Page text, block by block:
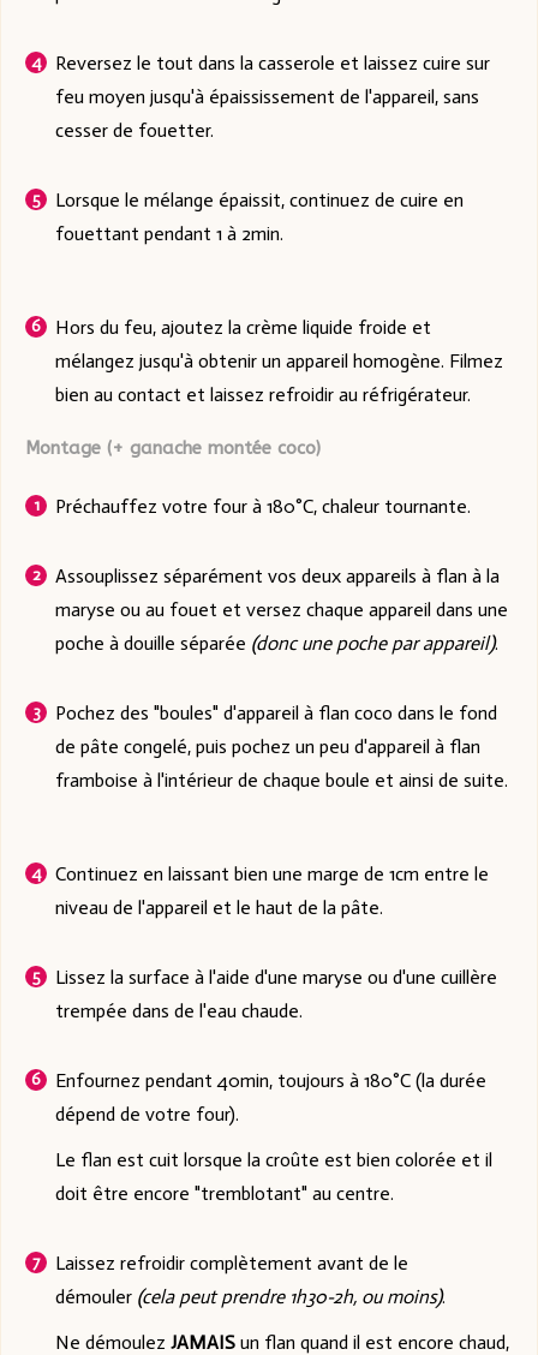
Reversez le tout dans la casserole et laissez cuire sur
feu moyen jusqu'à épaississement de l'appareil, sans
cesser de fouetter.
Lorsque le mélange épaissit, continuez de cuire en
fouettant pendant 1 à 2min.
Hors du feu, ajoutez la crème liquide froide et
mélangez jusqu'à obtenir un appareil homogène. Filmez
bien au contact et laissez refroidir au réfrigérateur.
Montage (+ ganache montée coco)
Préchauffez votre four à 180°C, chaleur tournante.
Assouplissez séparément vos deux appareils à flan à la
maryse ou au fouet et versez chaque appareil dans une
poche à douille séparée (donc une poche par appareil).
Pochez des "boules" d'appareil à flan coco dans le fond
de pâte congelé, puis pochez un peu d'appareil à flan
framboise à l'intérieur de chaque boule et ainsi de suite.
Continuez en laissant bien une marge de 1cm entre le
niveau de l'appareil et le haut de la pâte.
Lissez la surface à l'aide d'une maryse ou d'une cuillère
trempée dans de l'eau chaude.
Enfournez pendant 40min, toujours à 180°C (la durée
dépend de votre four).
Le flan est cuit lorsque la croûte est bien colorée et il
doit être encore "tremblotant" au centre.
Laissez refroidir complètement avant de le
démouler (cela peut prendre 1h30-2h, ou moins).
Ne démoulez JAMAIS un flan quand il est encore chaud,